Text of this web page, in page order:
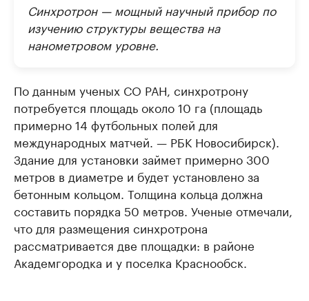
Синхротрон — мощный научный прибор по
изучению структуры вещества на
нанометровом уровне.
По данным ученых СО РАН, синхротрону
потребуется площадь около 10 га (площадь
примерно 14 футбольных полей для
международных матчей. — РБК Новосибирск).
Здание для установки займет примерно 300
метров в диаметре и будет установлено за
бетонным кольцом. Толщина кольца должна
составить порядка 50 метров. Ученые отмечали,
что для размещения синхротрона
рассматривается две площадки: в районе
Академгородка и у поселка Краснообск.